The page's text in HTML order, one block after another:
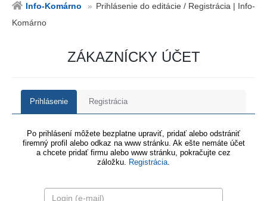
Info-Komárno
Prihlásenie do editácie / Registrácia | Info-
Komárno
ZÁKAZNÍCKY ÚČET
Prihlásenie Registrácia
Po prihlásení môžete bezplatne upraviť, pridať alebo odstrániť
firemný profil alebo odkaz na www stránku. Ak ešte nemáte účet
a chcete pridať firmu alebo www stránku, pokračujte cez
záložku. Registrácia.